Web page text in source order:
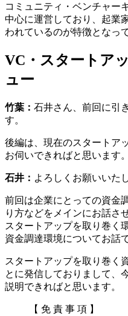
コミュニティ・ベンチャー
中心に運営しており、起業
われているのが特徴となっ
VC・スタートア
ュー
竹葉： 石井さん、前回に引
す。
後編は、現在のスタートア
お伺いできればと思います。
石井： よろしくお願いいた
前回は企業にとっての資金
り方などをメインにお話さ
スタートアップを取り巻く
資金調達環境についてお話
スタートアップを取り巻く
とに発信しておりまして、
説明できればと思います。
【 免 責 事 項 】